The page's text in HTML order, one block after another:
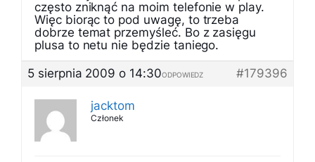
często zniknąć na moim telefonie w play.
Więc biorąc to pod uwagę, to trzeba
dobrze temat przemyśleć. Bo z zasięgu
plusa to netu nie będzie taniego.
5 sierpnia 2009 o 14:30
#179396
ODPOWIEDZ
jacktom
Członek